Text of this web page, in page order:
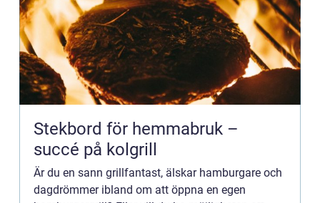
Stekbord för hemmabruk –
succé på kolgrill
Är du en sann grillfantast, älskar hamburgare och
dagdrömmer ibland om att öppna en egen